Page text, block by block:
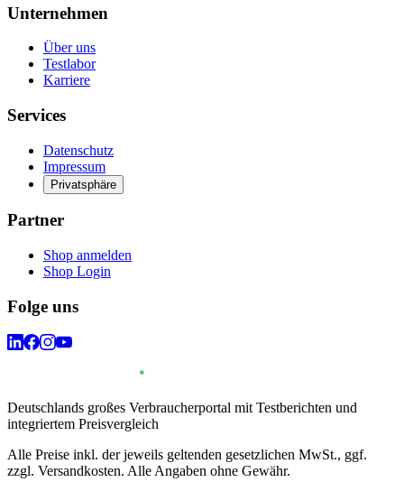
Unternehmen
Über uns
Testlabor
Karriere
Services
Datenschutz
Impressum
Privatsphäre
Partner
Shop anmelden
Shop Login
Folge uns
Deutschlands großes Verbraucherportal mit Testberichten und
integriertem Preisvergleich
Alle Preise inkl. der jeweils geltenden gesetzlichen MwSt., ggf.
zzgl. Versandkosten. Alle Angaben ohne Gewähr.